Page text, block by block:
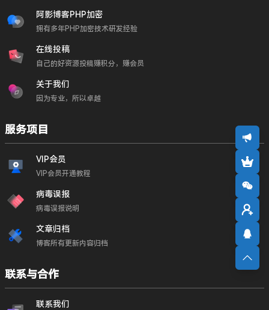
阿影博客PHP加密
拥有多年PHP加密技术研发经验
在线投稿
自己的好资源投稿赚积分，赚会员
关于我们
因为专业，所以卓越
服务项目
VIP会员
VIP会员开通教程
病毒误报
病毒误报说明
文章归档
博客所有更新内容归档
联系与合作
联系我们